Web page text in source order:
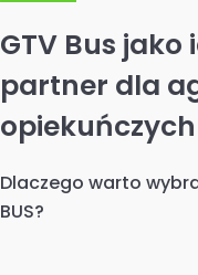
GTV Bus jako
partner dla
opiekuńczych
Dlaczego warto
BUS?